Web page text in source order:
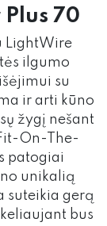
70
LightWire
ilgumo
su
ir arti kūno
žygį nešant
On-The-
patogiai
unikalią
suteikia gerą
bus